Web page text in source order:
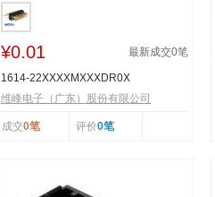
¥0.01 最新成交0笔
1614-22XXXXMXXXDR0X
维峰电子（广东）股份有限公司
成交0笔 评价0笔